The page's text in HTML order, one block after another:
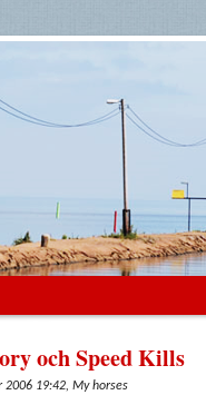
och Speed Kills
2006 19:42, My horses